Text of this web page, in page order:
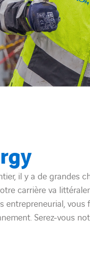
il y a de grandes
carrière va
vous
Serez-vous